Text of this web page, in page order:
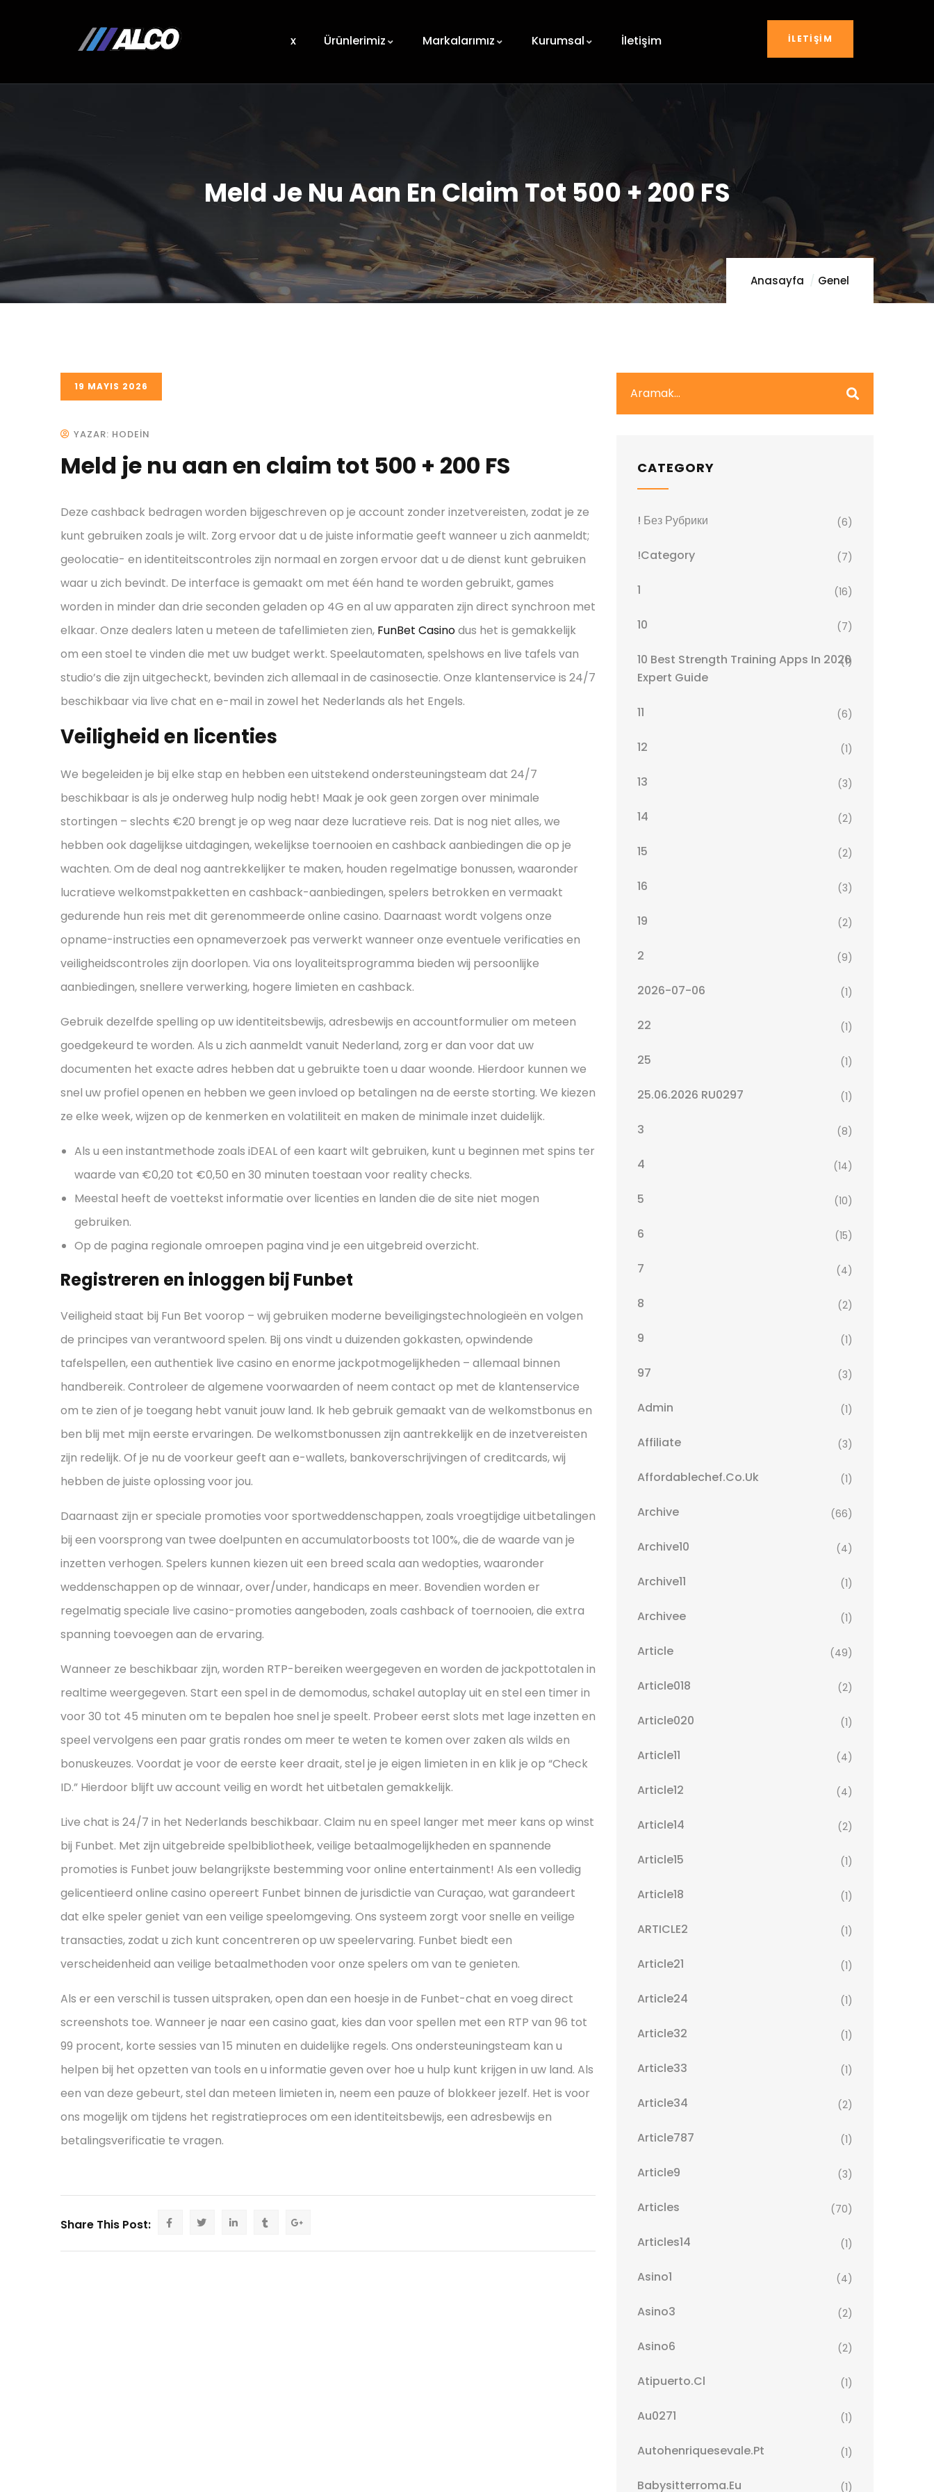
x Ürünlerimiz Markalarımız Kurumsal İletişim İLETIŞIM
Meld Je Nu Aan En Claim Tot 500 + 200 FS
Anasayfa Genel
19 MAYIS 2026
YAZAR: HODEIN
Meld je nu aan en claim tot 500 + 200 FS
Deze cashback bedragen worden bijgeschreven op je account zonder inzetvereisten, zodat je ze
kunt gebruiken zoals je wilt. Zorg ervoor dat u de juiste informatie geeft wanneer u zich aanmeldt;
geolocatie- en identiteitscontroles zijn normaal en zorgen ervoor dat u de dienst kunt gebruiken
waar u zich bevindt. De interface is gemaakt om met één hand te worden gebruikt, games
worden in minder dan drie seconden geladen op 4G en al uw apparaten zijn direct synchroon met
elkaar. Onze dealers laten u meteen de tafellimieten zien, FunBet Casinodus het is gemakkelijk
om een stoel te vinden die met uw budget werkt. Speelautomaten, spelshows en live tafels van
studio’s die zijn uitgecheckt, bevinden zich allemaal in de casinosectie. Onze klantenservice is 24/7
beschikbaar via live chat en e-mail in zowel het Nederlands als het Engels.
Veiligheid en licenties
We begeleiden je bij elke stap en hebben een uitstekend ondersteuningsteam dat 24/7
beschikbaar is als je onderweg hulp nodig hebt! Maak je ook geen zorgen over minimale
stortingen – slechts €20 brengt je op weg naar deze lucratieve reis. Dat is nog niet alles, we
hebben ook dagelijkse uitdagingen, wekelijkse toernooien en cashback aanbiedingen die op je
wachten. Om de deal nog aantrekkelijker te maken, houden regelmatige bonussen, waaronder
lucratieve welkomstpakketten en cashback-aanbiedingen, spelers betrokken en vermaakt
gedurende hun reis met dit gerenommeerde online casino. Daarnaast wordt volgens onze
opname-instructies een opnameverzoek pas verwerkt wanneer onze eventuele verificaties en
veiligheidscontroles zijn doorlopen. Via ons loyaliteitsprogramma bieden wij persoonlijke
aanbiedingen, snellere verwerking, hogere limieten en cashback.
Gebruik dezelfde spelling op uw identiteitsbewijs, adresbewijs en accountformulier om meteen
goedgekeurd te worden. Als u zich aanmeldt vanuit Nederland, zorg er dan voor dat uw
documenten het exacte adres hebben dat u gebruikte toen u daar woonde. Hierdoor kunnen we
snel uw profiel openen en hebben we geen invloed op betalingen na de eerste storting. We kiezen
ze elke week, wijzen op de kenmerken en volatiliteit en maken de minimale inzet duidelijk.
Als u een instantmethode zoals iDEAL of een kaart wilt gebruiken, kunt u beginnen met spins ter
waarde van €0,20 tot €0,50 en 30 minuten toestaan voor reality checks.
Meestal heeft de voettekst informatie over licenties en landen die de site niet mogen
gebruiken.
Op de pagina regionale omroepen pagina vind je een uitgebreid overzicht.
Registreren en inloggen bij Funbet
Veiligheid staat bij Fun Bet voorop – wij gebruiken moderne beveiligingstechnologieën en volgen
de principes van verantwoord spelen. Bij ons vindt u duizenden gokkasten, opwindende
tafelspellen, een authentiek live casino en enorme jackpotmogelijkheden – allemaal binnen
handbereik. Controleer de algemene voorwaarden of neem contact op met de klantenservice
om te zien of je toegang hebt vanuit jouw land. Ik heb gebruik gemaakt van de welkomstbonus en
ben blij met mijn eerste ervaringen. De welkomstbonussen zijn aantrekkelijk en de inzetvereisten
zijn redelijk. Of je nu de voorkeur geeft aan e-wallets, bankoverschrijvingen of creditcards, wij
hebben de juiste oplossing voor jou.
Daarnaast zijn er speciale promoties voor sportweddenschappen, zoals vroegtijdige uitbetalingen
bij een voorsprong van twee doelpunten en accumulatorboosts tot 100%, die de waarde van je
inzetten verhogen. Spelers kunnen kiezen uit een breed scala aan wedopties, waaronder
weddenschappen op de winnaar, over/under, handicaps en meer. Bovendien worden er
regelmatig speciale live casino-promoties aangeboden, zoals cashback of toernooien, die extra
spanning toevoegen aan de ervaring.
Wanneer ze beschikbaar zijn, worden RTP-bereiken weergegeven en worden de jackpottotalen in
realtime weergegeven. Start een spel in de demomodus, schakel autoplay uit en stel een timer in
voor 30 tot 45 minuten om te bepalen hoe snel je speelt. Probeer eerst slots met lage inzetten en
speel vervolgens een paar gratis rondes om meer te weten te komen over zaken als wilds en
bonuskeuzes. Voordat je voor de eerste keer draait, stel je je eigen limieten in en klik je op “Check
ID.” Hierdoor blijft uw account veilig en wordt het uitbetalen gemakkelijk.
Live chat is 24/7 in het Nederlands beschikbaar. Claim nu en speel langer met meer kans op winst
bij Funbet. Met zijn uitgebreide spelbibliotheek, veilige betaalmogelijkheden en spannende
promoties is Funbet jouw belangrijkste bestemming voor online entertainment! Als een volledig
gelicentieerd online casino opereert Funbet binnen de jurisdictie van Curaçao, wat garandeert
dat elke speler geniet van een veilige speelomgeving. Ons systeem zorgt voor snelle en veilige
transacties, zodat u zich kunt concentreren op uw speelervaring. Funbet biedt een
verscheidenheid aan veilige betaalmethoden voor onze spelers om van te genieten.
Als er een verschil is tussen uitspraken, open dan een hoesje in de Funbet-chat en voeg direct
screenshots toe. Wanneer je naar een casino gaat, kies dan voor spellen met een RTP van 96 tot
99 procent, korte sessies van 15 minuten en duidelijke regels. Ons ondersteuningsteam kan u
helpen bij het opzetten van tools en u informatie geven over hoe u hulp kunt krijgen in uw land. Als
een van deze gebeurt, stel dan meteen limieten in, neem een pauze of blokkeer jezelf. Het is voor
ons mogelijk om tijdens het registratieproces om een identiteitsbewijs, een adresbewijs en
betalingsverificatie te vragen.
Share This Post:
CATEGORY
! Без Рубрики (6)
!Category (7)
1 (16)
10 (7)
10 Best Strength Training Apps In 2026
Expert Guide
(1)
11 (6)
12 (1)
13 (3)
14 (2)
15 (2)
16 (3)
19 (2)
2 (9)
2026-07-06 (1)
22 (1)
25 (1)
25.06.2026 RU0297 (1)
3 (8)
4 (14)
5 (10)
6 (15)
7 (4)
8 (2)
9 (1)
97 (3)
Admin (1)
Affiliate (3)
Affordablechef.co.uk (1)
Archive (66)
Archive10 (4)
Archive11 (1)
Archivee (1)
Article (49)
Article018 (2)
Article020 (1)
Article11 (4)
Article12 (4)
Article14 (2)
Article15 (1)
Article18 (1)
ARTICLE2 (1)
Article21 (1)
Article24 (1)
Article32 (1)
Article33 (1)
Article34 (2)
Article787 (1)
Article9 (3)
Articles (70)
Articles14 (1)
Asino1 (4)
Asino3 (2)
Asino6 (2)
Atipuerto.cl (1)
Au0271 (1)
Autohenriquesevale.pt (1)
Babysitterroma.eu (1)